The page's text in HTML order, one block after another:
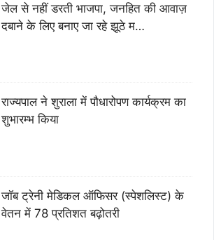
जेल से नहीं डरती भाजपा, जनहित की आवाज़
दबाने के लिए बनाए जा रहे झूठे म…
राज्यपाल ने शुराला में पौधारोपण कार्यक्रम का
शुभारम्भ किया
जॉब ट्रेनी मेडिकल ऑफिसर (स्पेशलिस्ट) के
वेतन में 78 प्रतिशत बढ़ोतरी